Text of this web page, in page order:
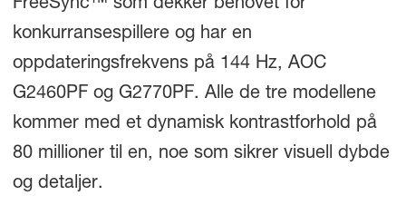
FreeSync™ som dekker behovet for
konkurransespillere og har en
oppdateringsfrekvens på 144 Hz, AOC
G2460PF og G2770PF. Alle de tre modellene
kommer med et dynamisk kontrastforhold på
80 millioner til en, noe som sikrer visuell dybde
og detaljer.